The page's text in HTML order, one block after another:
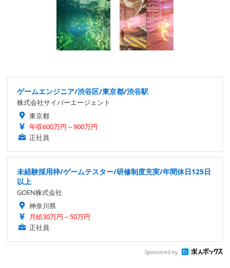
ゲームエンジニア/渋谷区/東京都/渋谷駅
株式会社サイバーエージェント
東京都
年収600万円～900万円
正社員
未経験採用枠/ゲームテスター/研修制度充実/年間休日125日
以上
GOEN株式会社
神奈川県
月給30万円～50万円
正社員
Sponsored by